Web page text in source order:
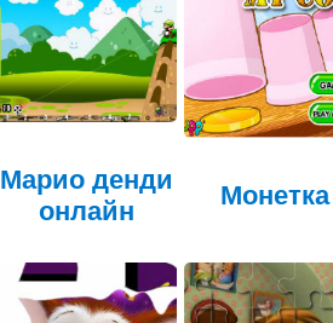
Марио денди
онлайн
Монетка